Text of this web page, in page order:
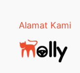
Alamat Kami